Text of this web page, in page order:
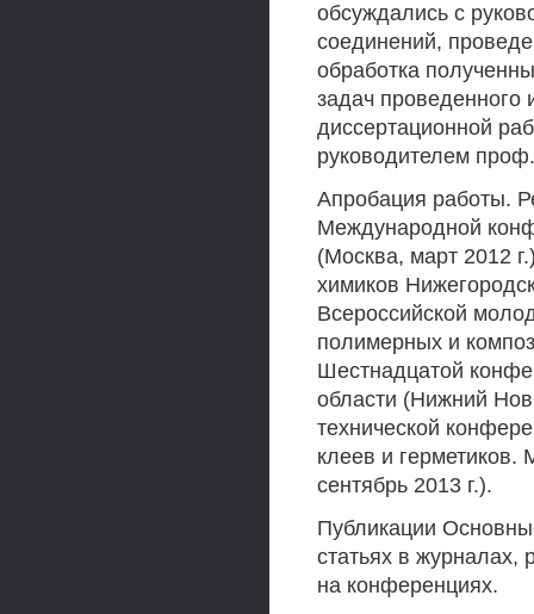
обсуждались с
соединений,
обработка
задач
диссертационной
руководителем
Апробация работы.
Международной
(Москва, март 2012
химиков
Всероссийской
полимерных и
Шестнадцатой
области (Нижний
технической
клеев и
сентябрь 2013 г.).
Публикации
статьях в журналах,
на конференциях.